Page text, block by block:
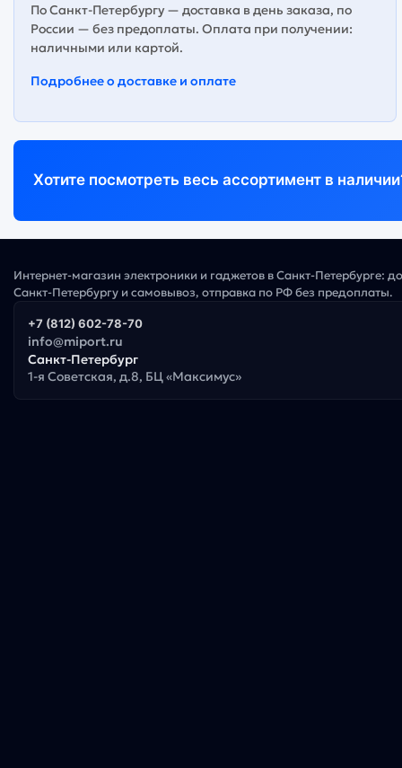
По Санкт-Петербургу — доставка в день заказа, по
России — без предоплаты. Оплата при получении:
наличными или картой.
Подробнее о доставке и оплате
Хотите посмотреть весь ассортимент в
Интернет-магазин электроники и гаджетов в Санкт-Петербурге:
Санкт-Петербургу и самовывоз, отправка по РФ без предоплаты.
+7 (812) 602-78-70
info@miport.ru
Санкт-Петербург
1-я Советская, д.8, БЦ «Максимус»